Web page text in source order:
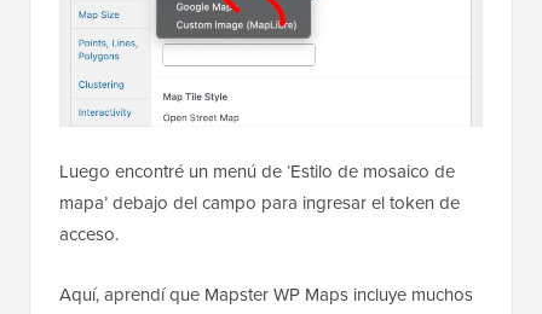
Luego encontré un menú de ‘Estilo de mosaico de
mapa’ debajo del campo para ingresar el token de
acceso.
Aquí, aprendí que Mapster WP Maps incluye muchos